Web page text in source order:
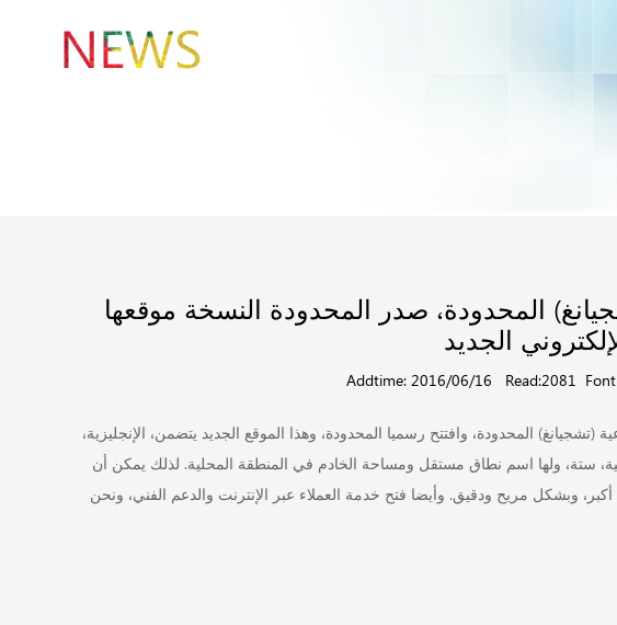
المحدودة، صدر المحدودة النسخة موقعها
الجديد
Addtime: 2016/06/16 Read:2081
(تشجيانغ) المحدودة، وافتتح رسميا المحدودة، وهذا الموقع الجديد يتضمن، الإنجليزية،
ستة، ولها اسم نطاق مستقل ومساحة الخادم في المنطقة المحلية. لذلك يمكن أن
وبشكل مريح ودقيق. وأيضا فتح خدمة العملاء عبر الإنترنت والدعم الفني، ونحن